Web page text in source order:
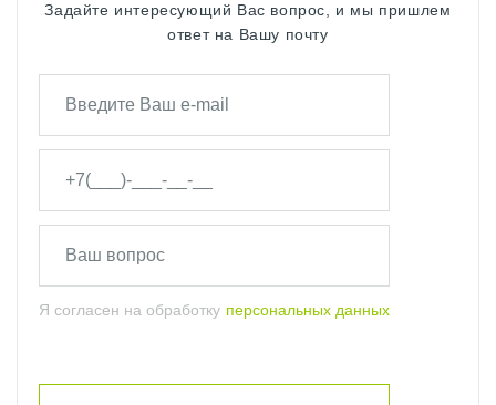
Задайте интересующий Вас вопрос, и мы пришлем
ответ на Вашу почту
Я согласен на обработку персональных данных